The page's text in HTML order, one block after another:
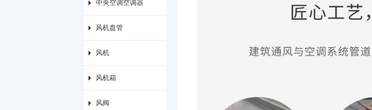
中央空调空调器
风机盘管
风机
风机箱
风阀